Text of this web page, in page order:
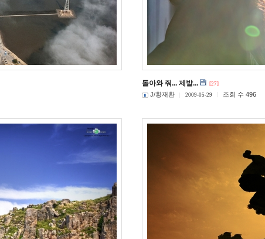
돌아와 줘... 제발... [27]
J/황재환 2009-05-29 조회 수 496